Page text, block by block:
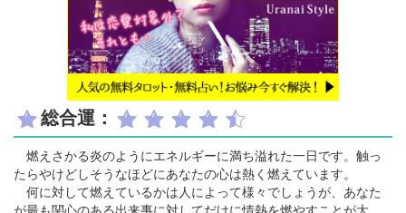
総合運：
燃えさかる炎のようにエネルギーに満ち溢れた一日です。触っ
たらやけどしそうなほどにあなたの心は熱く燃えています。
何に対して燃えているかは人によって様々でしょうが、あなた
が最も関心のある出来事に対してだけに情熱を燃やすことが大